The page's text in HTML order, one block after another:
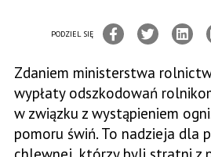
PODZIEL SIĘ
Zdaniem ministerstwa
wypłaty odszkodowań
w związku z wystąpieniem
pomoru świń. To nadzieja dla